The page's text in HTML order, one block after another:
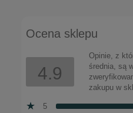
Ocena sklepu
4.9
Opinie, z
średnia, są
zakupu w
5